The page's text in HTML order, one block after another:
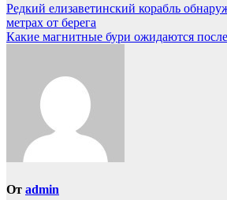
Навигация
по
Редкий елизаветинский корабль
метрах от берега
Какие магнитные бури ожидаются
От admin